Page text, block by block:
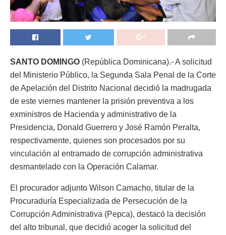
SANTO DOMINGO (República Dominicana).- A solicitud
del Ministerio Público, la Segunda Sala Penal de la Corte
de Apelación del Distrito Nacional decidió la madrugada
de este viernes mantener la prisión preventiva a los
exministros de Hacienda y administrativo de la
Presidencia, Donald Guerrero y José Ramón Peralta,
respectivamente, quienes son procesados por su
vinculación al entramado de corrupción administrativa
desmantelado con la Operación Calamar.
El procurador adjunto Wilson Camacho, titular de la
Procuraduría Especializada de Persecución de la
Corrupción Administrativa (Pepca), destacó la decisión
del alto tribunal, que decidió acoger la solicitud del